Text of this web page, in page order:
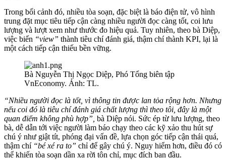
Trong bối cảnh đó, nhiều tòa soạn, đặc biệt là báo điện tử, vô hình
trung đặt mục tiêu tiếp cận càng nhiều người đọc càng tốt, coi lưu
lượng và lượt xem như thước đo hiệu quả. Tuy nhiên, theo bà Diệp,
việc biến “view” thành tiêu chí đánh giá, thậm chí thành KPI, lại là
một cách tiếp cận thiếu bền vững.
Bà Nguyễn Thị Ngọc Diệp, Phó Tổng biên tập
VnEconomy. Ảnh: TL.
“Nhiều người đọc là tốt, vì thông tin được lan tỏa rộng hơn. Nhưng
nếu coi đó là tiêu chí đánh giá chất lượng thì theo tôi, đây là một
quan điểm không phù hợp”, bà Diệp nói. Sức ép từ lưu lượng, theo
bà, dễ dẫn tới việc người làm báo chạy theo các kỹ xảo thu hút sự
chú ý như giật tít, phóng đại vấn đề, lựa chọn góc tiếp cận thái quá,
thậm chí “bé xé ra to” chỉ để gây chú ý. Nguy hiểm hơn, điều đó có
thể khiến tòa soạn dần xa rời tôn chỉ, mục đích ban đầu.